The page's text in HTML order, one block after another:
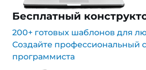
Бесплатный
200+ готовых шаблонов для
Создайте профессиональный
программиста